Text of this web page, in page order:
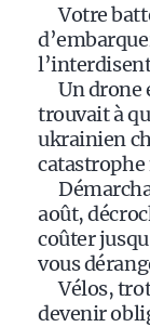
Votre
Un drone
trouvait à
ukrainien
catastrophe
août,
coûter
vous
Vélos,
devenir